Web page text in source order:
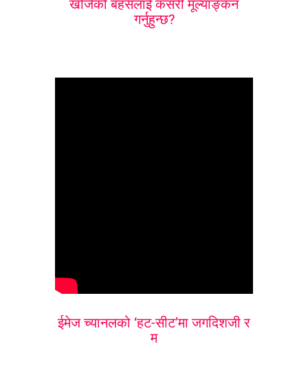
खोजेको बहसलाई कसरी मूल्याङ्कन
गर्नुहुन्छ?
ईमेज च्यानलको ‘हट-सीट’मा जगदिशजी र
म